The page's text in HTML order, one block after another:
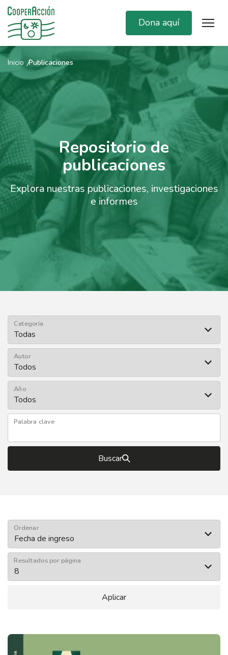
Dona aquí
Inicio Publicaciones
Repositorio de
publicaciones
Explora nuestras publicaciones, investigaciones
e informes
Categoría
Autor
Año
Palabra clave
Buscar
Ordenar
Resultados por página
Aplicar